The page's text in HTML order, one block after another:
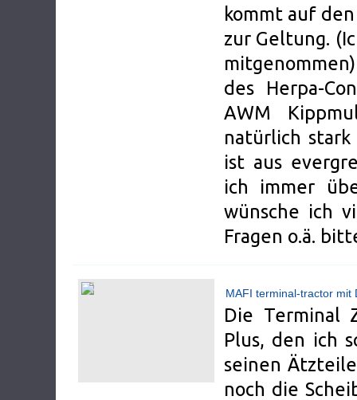
kommt auf
zur Geltung.
des Herpa-
AWM
natürlich
ist aus
ich immer
wünsche ich
Fragen o.ä.
MAFI terminal-tractor mit
Die Terminal
Plus, den ich
seinen
noch die